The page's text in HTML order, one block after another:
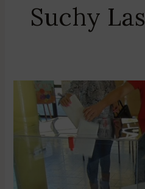
Suchy Las
Wyborcza
dogrywka
mieszkańcy
wybierać
burmistrzów,